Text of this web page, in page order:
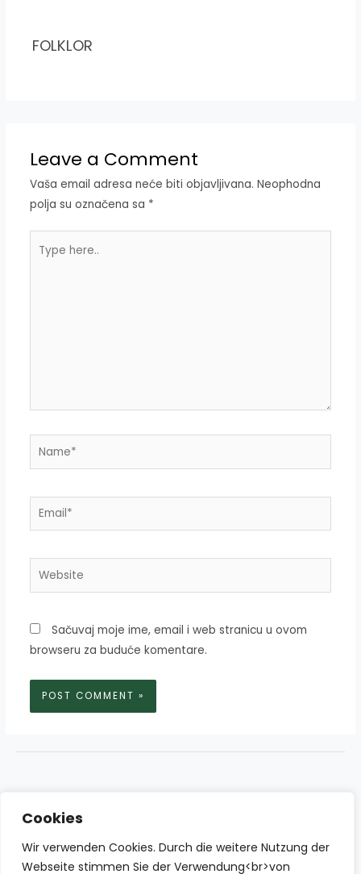
Cookies
Wir verwenden Cookies. Durch die weitere Nutzung der
Webseite stimmen Sie der Verwendung<br>von
FOLKLOR
Leave a Comment
Vaša email adresa neće biti objavljivana. Neophodna
polja su označena sa *
here..
Name*
Email*
Website
Sačuvaj moje ime, email i web stranicu u ovom
browseru za buduće komentare.